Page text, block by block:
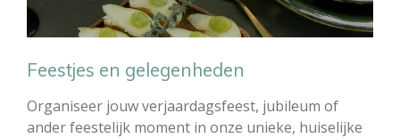
Feestjes en gelegenheden
Organiseer jouw verjaardagsfeest, jubileum of
ander feestelijk moment in onze unieke, huiselijke